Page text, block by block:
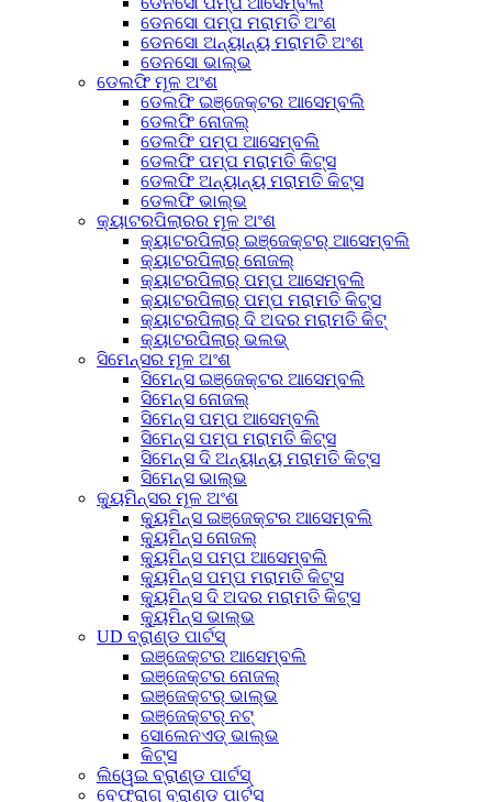
ଡେନସୋ ପମ୍ପ ମରାମତି ଅଂଶ
ଡେନସୋ ଅନ୍ୟାନ୍ୟ ମରାମତି ଅଂଶ
ଡେନସୋ ଭାଲ୍ଭ
ଡେଲଫି ମୂଳ ଅଂଶ
ଡେଲଫି ଇଞ୍ଜେକ୍ଟର ଆସେମ୍ବଲି
ଡେଲଫି ନୋଜଲ୍
ଡେଲଫି ପମ୍ପ ଆସେମ୍ବଲି
ଡେଲଫି ପମ୍ପ ମରାମତି କିଟ୍ସ
ଡେଲଫି ଅନ୍ୟାନ୍ୟ ମରାମତି କିଟ୍ସ
ଡେଲଫି ଭାଲ୍ଭ
କ୍ୟାଟରପିଲାରର ମୂଳ ଅଂଶ
କ୍ୟାଟରପିଲାର୍ ଇଞ୍ଜେକ୍ଟର୍ ଆସେମ୍ବଲି
କ୍ୟାଟରପିଲାର୍ ନୋଜଲ୍
କ୍ୟାଟରପିଲାର୍ ପମ୍ପ ଆସେମ୍ବଲି
କ୍ୟାଟରପିଲାର୍ ପମ୍ପ ମରାମତି କିଟ୍ସ
କ୍ୟାଟରପିଲାର୍ ଦି ଅଦର ମରାମତି କିଟ୍
କ୍ୟାଟରପିଲାର୍ ଭଲଭ୍
ସିମେନ୍ସର ମୂଳ ଅଂଶ
ସିମେନ୍ସ ଇଞ୍ଜେକ୍ଟର ଆସେମ୍ବଲି
ସିମେନ୍ସ ନୋଜଲ୍
ସିମେନ୍ସ ପମ୍ପ ଆସେମ୍ବଲି
ସିମେନ୍ସ ପମ୍ପ ମରାମତି କିଟ୍ସ
ସିମେନ୍ସ ଦି ଅନ୍ୟାନ୍ୟ ମରାମତି କିଟ୍ସ
ସିମେନ୍ସ ଭାଲ୍ଭ
କ୍ୟୁମିନ୍ସର ମୂଳ ଅଂଶ
କ୍ୟୁମିନ୍ସ ଇଞ୍ଜେକ୍ଟର ଆସେମ୍ବଲି
କ୍ୟୁମିନ୍ସ ନୋଜଲ୍
କ୍ୟୁମିନ୍ସ ପମ୍ପ ଆସେମ୍ବଲି
କ୍ୟୁମିନ୍ସ ପମ୍ପ ମରାମତି କିଟ୍ସ
କ୍ୟୁମିନ୍ସ ଦି ଅଦର ମରାମତି କିଟ୍ସ
କ୍ୟୁମିନ୍ସ ଭାଲ୍ଭ
UD ବ୍ରାଣ୍ଡ ପାର୍ଟସ୍
ଇଞ୍ଜେକ୍ଟର ଆସେମ୍ବଲି
ଇଞ୍ଜେକ୍ଟର ନୋଜଲ୍
ଇଞ୍ଜେକ୍ଟର୍ ଭାଲ୍ଭ
ଇଞ୍ଜେକ୍ଟର୍ ନଟ୍
ସୋଲେନଏଡ୍ ଭାଲ୍ଭ
କିଟ୍ସ
ଲିୱେଇ ବ୍ରାଣ୍ଡ ପାର୍ଟସ୍
ବେଫ୍ରାଗ୍ ବ୍ରାଣ୍ଡ ପାର୍ଟସ୍